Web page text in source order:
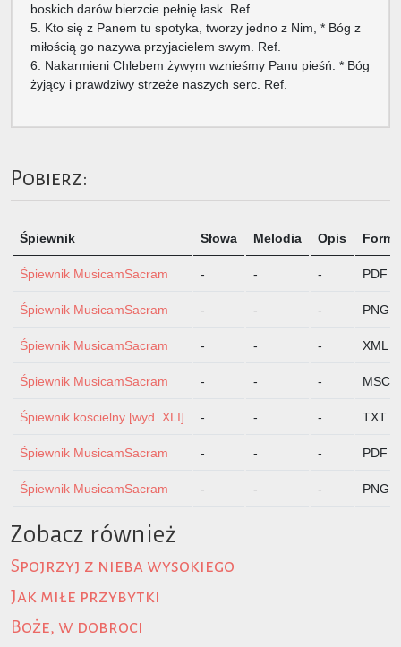
boskich darów bierzcie pełnię łask. Ref.
5. Kto się z Panem tu spotyka, tworzy jedno z Nim, * Bóg z
miłością go nazywa przyjacielem swym. Ref.
6. Nakarmieni Chlebem żywym wznieśmy Panu pieśń. * Bóg
żyjący i prawdziwy strzeże naszych serc. Ref.
Pobierz:
Śpiewnik Słowa Melodia Opis
Śpiewnik MusicamSacram - - - PDF
Śpiewnik MusicamSacram - - - PNG
Śpiewnik MusicamSacram - - - XML
Śpiewnik MusicamSacram - - - MSCZ
Śpiewnik kościelny [wyd. XLI] - - - TXT
Śpiewnik MusicamSacram - - - PDF
Śpiewnik MusicamSacram - - - PNG
Zobacz również
Spojrzyj z nieba wysokiego
Jak miłe przybytki
Boże, w dobroci